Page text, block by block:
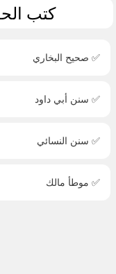
كتب
✅ صحيح البخاري
✅ سنن أبي داود
✅ سنن النسائي
✅ موطأ مالك